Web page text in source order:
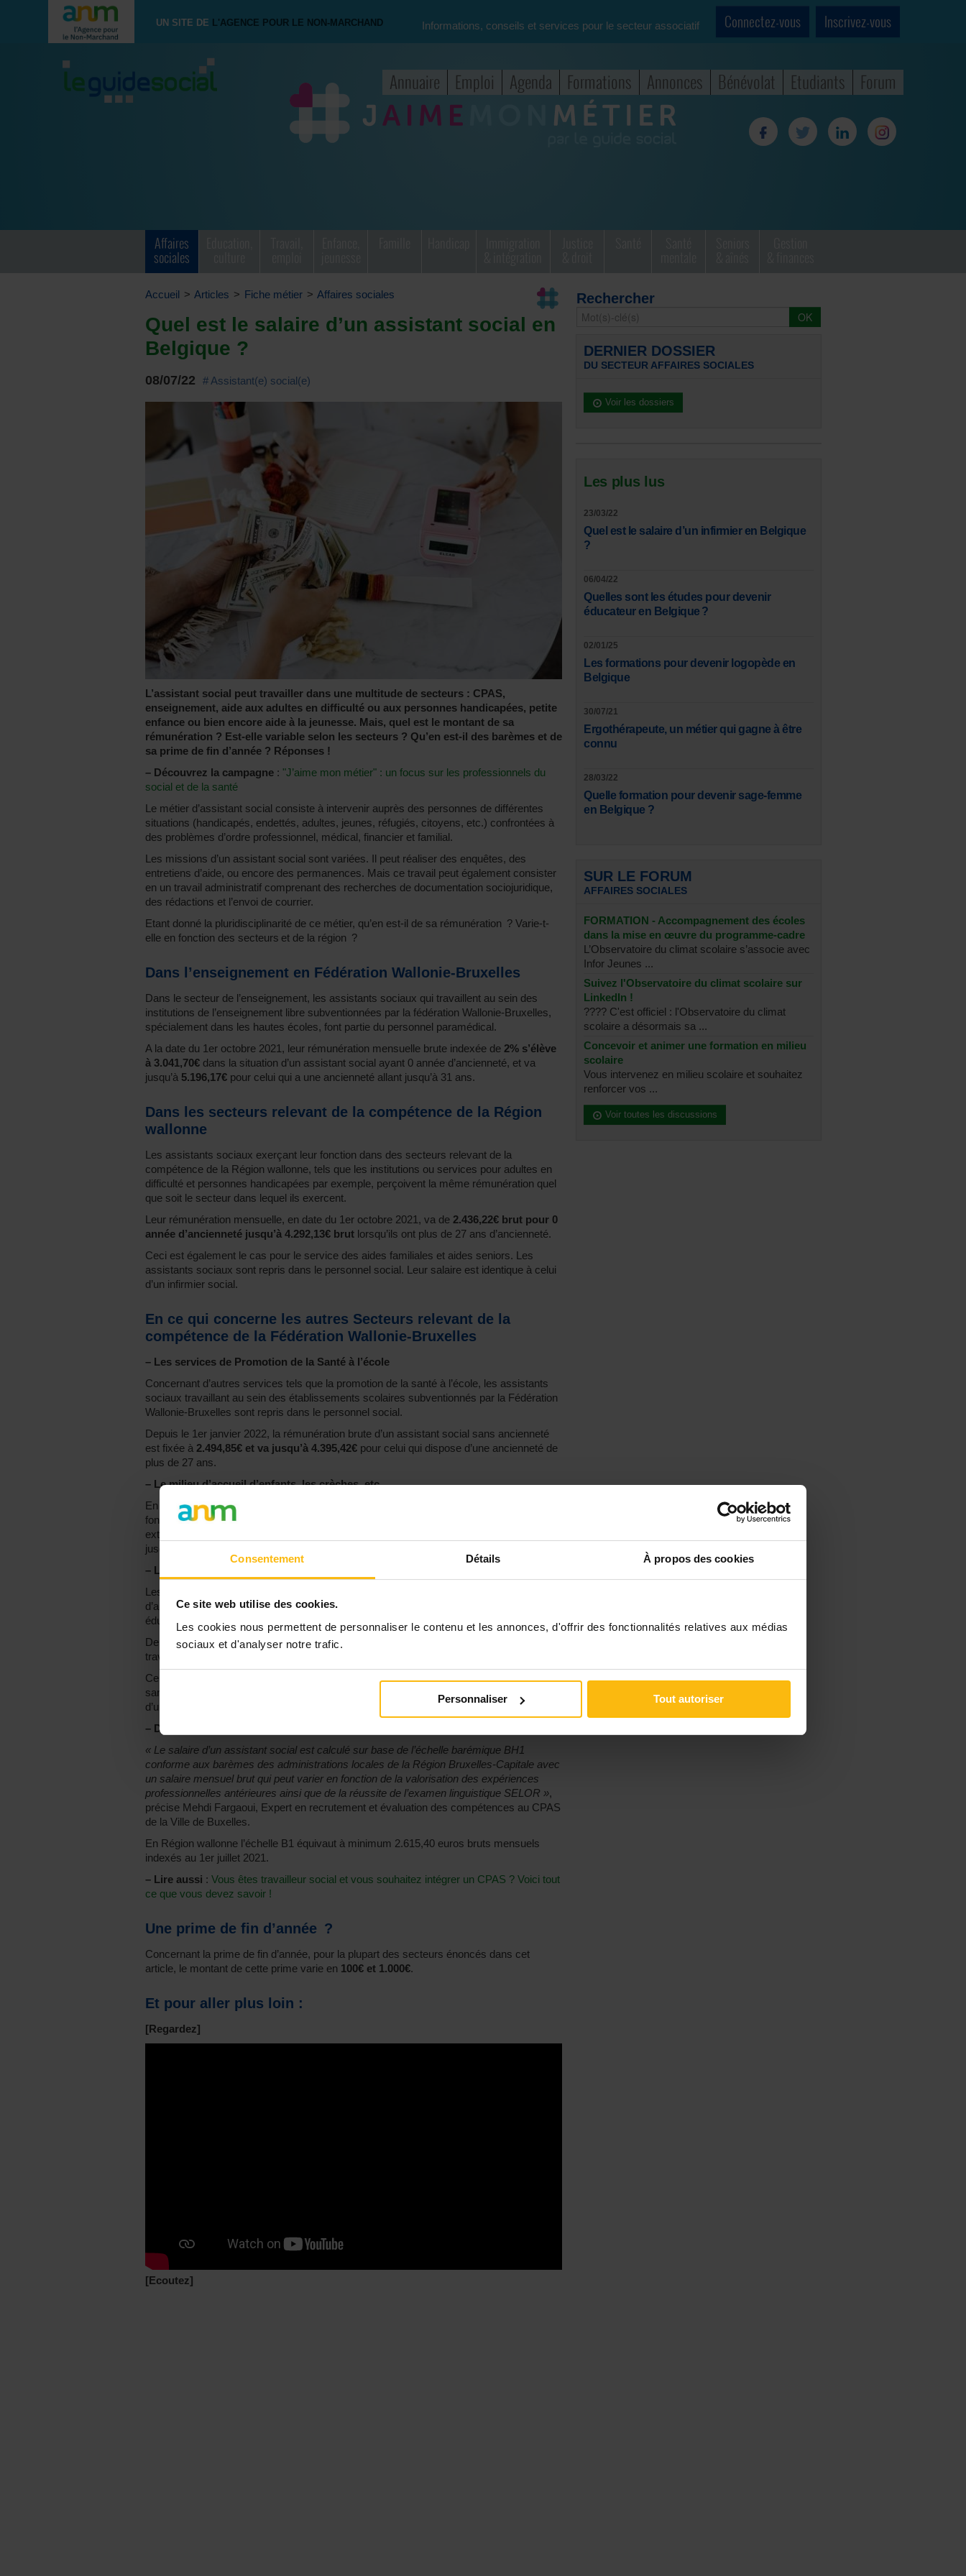
Consentement Détails À propos des cookies
Ce site web utilise des cookies.
Les cookies nous permettent de personnaliser le contenu et les annonces, d'offrir des fonctionnalités relatives aux médias
sociaux et d'analyser notre trafic.
Personnaliser Tout autoriser
UN SITE DE L'AGENCE POUR LE NON-MARCHAND Informations, conseils et services pour le secteur associatif Connectez-vous Inscrivez-vous
Annuaire Emploi Agenda Formations Annonces Bénévolat Etudiants Forum
Affaires
sociales
Accueil > Articles > Fiche métier > Affaires sociales
Quel est le salaire d’un assistant social en
Belgique ?
08/07/22 # Assistant(e) social(e)
L’assistant social peut travailler dans une multitude de secteurs : CPAS,
enseignement, aide aux adultes en difficulté ou aux personnes handicapées, petite
enfance ou bien encore aide à la jeunesse. Mais, quel est le montant de sa
rémunération ? Est-elle variable selon les secteurs ? Qu’en est-il des barèmes et de
sa prime de fin d’année ? Réponses !
– Découvrez la campagne : "J’aime mon métier" : un focus sur les professionnels du
social et de la santé
Le métier d’assistant social consiste à intervenir auprès des personnes de différentes
situations (handicapés, endettés, adultes, jeunes, réfugiés, citoyens, etc.) confrontées à
des problèmes d’ordre professionnel, médical, financier et familial.
Les missions d’un assistant social sont variées. Il peut réaliser des enquêtes, des
entretiens d’aide, ou encore des permanences. Mais ce travail peut également consister
en un travail administratif comprenant des recherches de documentation sociojuridique,
des rédactions et l’envoi de courrier.
Etant donné la pluridisciplinarité de ce métier, qu’en est-il de sa rémunération ? Varie-t-
elle en fonction des secteurs et de la région ?
Dans l’enseignement en Fédération Wallonie-Bruxelles
Dans le secteur de l’enseignement, les assistants sociaux qui travaillent au sein des
institutions de l’enseignement libre subventionnées par la fédération Wallonie-Bruxelles,
spécialement dans les hautes écoles, font partie du personnel paramédical.
A la date du 1er octobre 2021, leur rémunération mensuelle brute indexée de 2% s’élève
à 3.041,70€ dans la situation d’un assistant social ayant 0 année d’ancienneté, et va
jusqu’à 5.196,17€ pour celui qui a une ancienneté allant jusqu’à 31 ans.
Dans les secteurs relevant de la compétence de la Région
wallonne
Les assistants sociaux exerçant leur fonction dans des secteurs relevant de la
compétence de la Région wallonne, tels que les institutions ou services pour adultes en
difficulté et personnes handicapées par exemple, perçoivent la même rémunération quel
que soit le secteur dans lequel ils exercent.
Leur rémunération mensuelle, en date du 1er octobre 2021, va de 2.436,22€ brut pour 0
année d’ancienneté jusqu’à 4.292,13€ brut lorsqu’ils ont plus de 27 ans d’ancienneté.
Ceci est également le cas pour le service des aides familiales et aides seniors. Les
assistants sociaux sont repris dans le personnel social. Leur salaire est identique à celui
d’un infirmier social.
En ce qui concerne les autres Secteurs relevant de la
compétence de la Fédération Wallonie-Bruxelles
– Les services de Promotion de la Santé à l’école
Concernant d’autres services tels que la promotion de la santé à l’école, les assistants
sociaux travaillant au sein des établissements scolaires subventionnés par la Fédération
Wallonie-Bruxelles sont repris dans le personnel social.
Depuis le 1er janvier 2022, la rémunération brute d’un assistant social sans ancienneté
est fixée à 2.494,85€ et va jusqu’à 4.395,42€ pour celui qui dispose d’une ancienneté de
plus de 27 ans.
– Le milieu d’accueil d’enfants, les crèches, etc.
En date du 1er janvier 2022, la rémunération des assistants sociaux exerçant leurs
fonctions au sein d’un établissement d’accueil de l’enfance (petite enfance ou accueil
extrascolaire), s’élève à
jusqu’à
– Les services d’aide à la jeunesse
Les assistants sociaux qui travaillent au sein d’une institution fournissant des services
d’aide à la jeunesse, ont une rémunération mensuelle brute identique à celle des
éducateurs et des assistants en psychologie.
De plus, il faut savoir qu’une allocation spéciale de
travaillant dans ces établissements s’ajoute au montant de la rémunération.
Celle-ci s’élève donc, depuis le 1er février 2022, à 2.584,69€pour un assistant social
sans ancienneté, et va jusqu’à
pour le cas d’un assistant social témoignant
d’une ancienneté de plus de 27 ans.
– Dans les CPAS wallons et bruxellois
« Le salaire d’un assistant social est calculé sur base de l’échelle barémique BH1
conforme aux barèmes des administrations locales de la Région Bruxelles-Capitale avec
un salaire mensuel brut qui peut varier en fonction de la valorisation des expériences
professionnelles antérieures ainsi que de la réussite de l’examen linguistique SELOR »,
précise Mehdi Fargaoui, Expert en recrutement et évaluation des compétences au CPAS
de la Ville de Buxelles.
En Région wallonne l’échelle B1 équivaut à minimum 2.615,40 euros bruts mensuels
indexés au 1er juillet 2021.
– Lire aussi : Vous êtes travailleur social et vous souhaitez intégrer un CPAS ? Voici tout
ce que vous devez savoir !
Une prime de fin d’année ?
Concernant la prime de fin d’année, pour la plupart des secteurs énoncés dans cet
article, le montant de cette prime varie en 100€ et 1.000€.
Et pour aller plus loin :
[Regardez]
[Ecoutez]
Rechercher
DERNIER DOSSIER
DU SECTEUR AFFAIRES SOCIALES
Voir les dossiers
Les plus lus
23/03/22
Quel est le salaire d’un infirmier en Belgique
?
06/04/22
Quelles sont les études pour devenir
éducateur en Belgique ?
02/01/25
Les formations pour devenir logopède en
Belgique
30/07/21
Ergothérapeute, un métier qui gagne à être
connu
28/03/22
Quelle formation pour devenir sage-femme
en Belgique ?
SUR LE FORUM
AFFAIRES SOCIALES
FORMATION - Accompagnement des écoles
dans la mise en œuvre du programme-cadre
L’Observatoire du climat scolaire s’associe avec
Infor Jeunes ...
Suivez l'Observatoire du climat scolaire sur
LinkedIn !
???? C'est officiel : l'Observatoire du climat
scolaire a désormais sa ...
Concevoir et animer une formation en milieu
scolaire
Vous intervenez en milieu scolaire et souhaitez
renforcer vos ...
Voir toutes les discussions